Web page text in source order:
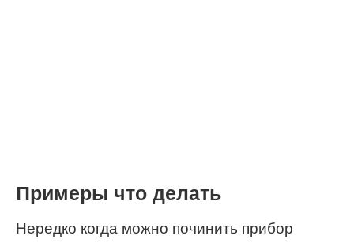
Примеры что делать
Нередко когда можно починить прибор